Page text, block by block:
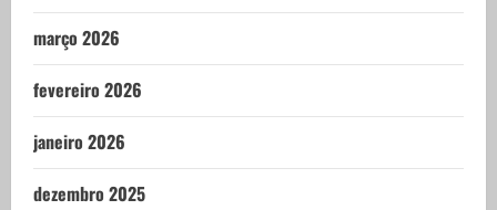
março 2026
fevereiro 2026
janeiro 2026
dezembro 2025